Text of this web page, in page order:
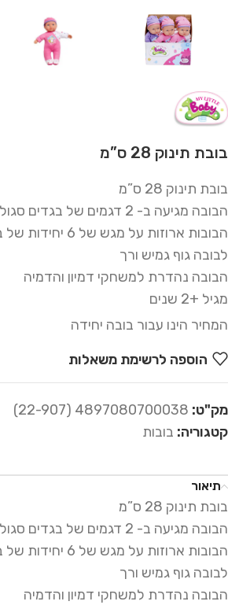
בובת תינוק 28 ס”מ
בובת תינוק 28 ס”מ
הבובה מגיעה ב- 2 דגמים של בגדים סגול וורוד כהה
הבובות ארוזות על מגש של 6 יחידות של בובות
לבובה גוף גמיש ורך
הבובה נהדרת למשחקי דמיון והדמיה
מגיל +2 שנים
המחיר הינו עבור בובה יחידה
הוספה לרשימת משאלות
מק"ט: 4897080700038 (22-907)
קטגוריה: בובות
תיאור
בובת תינוק 28 ס”מ
הבובה מגיעה ב- 2 דגמים של בגדים סגול וורוד כהה
הבובות ארוזות על מגש של 6 יחידות של בובות
לבובה גוף גמיש ורך
הבובה נהדרת למשחקי דמיון והדמיה